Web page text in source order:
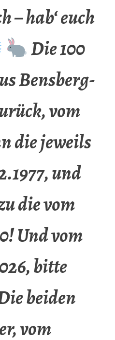
– hab‘ euch
Die 100
Bensberg-
vom
die jeweils
und
die vom
Und vom
bitte
beiden
vom